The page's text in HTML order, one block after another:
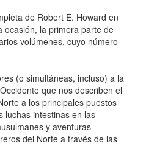
de Robert E. Howard en
ocasión, la primera parte de
volúmenes, cuyo número
(o simultáneas, incluso) a la
que nos describen el
a los principales puestos
luchas intestinas en las
y aventuras
del Norte a través de las